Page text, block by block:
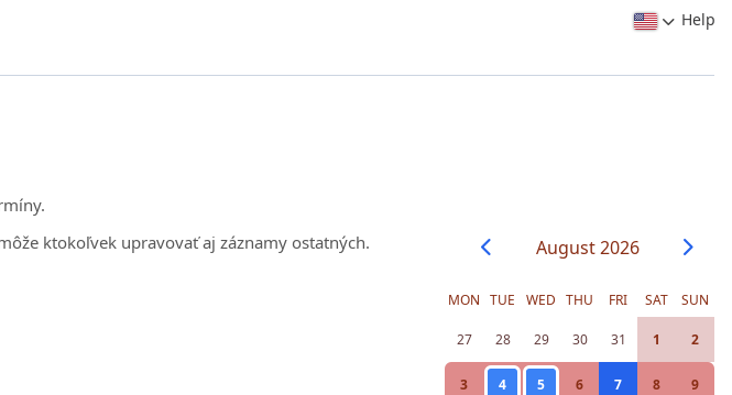
Help
ktokoľvek upravovať aj záznamy ostatných.
August 2026
MON TUE WED THU FRI SAT SUN
27 28 29 30 31 1 2
3 4 5 6 7 8 9